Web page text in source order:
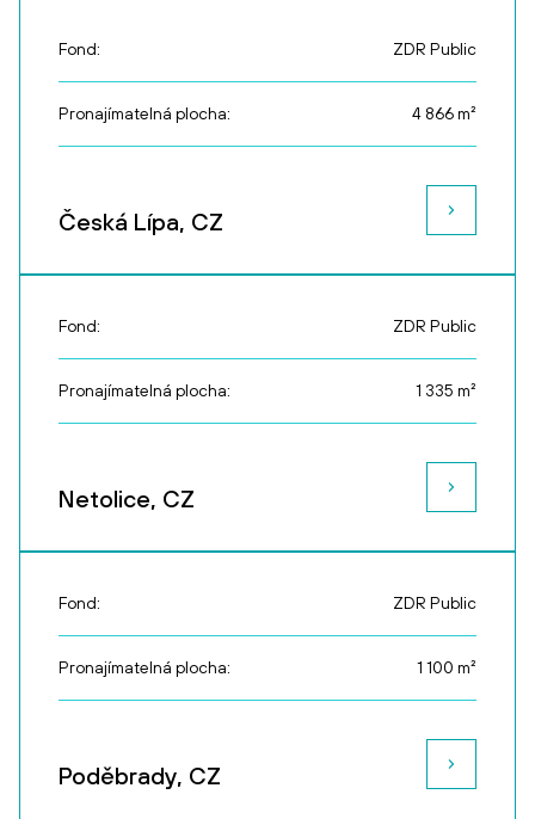
Fond: ZDR Public
Pronajímatelná plocha: 4 866m²
Česká Lípa, CZ
Fond: ZDR Public
Pronajímatelná plocha: 1 335 m²
Netolice, CZ
Fond: ZDR Public
Pronajímatelná plocha: 1 100 m²
Poděbrady, CZ